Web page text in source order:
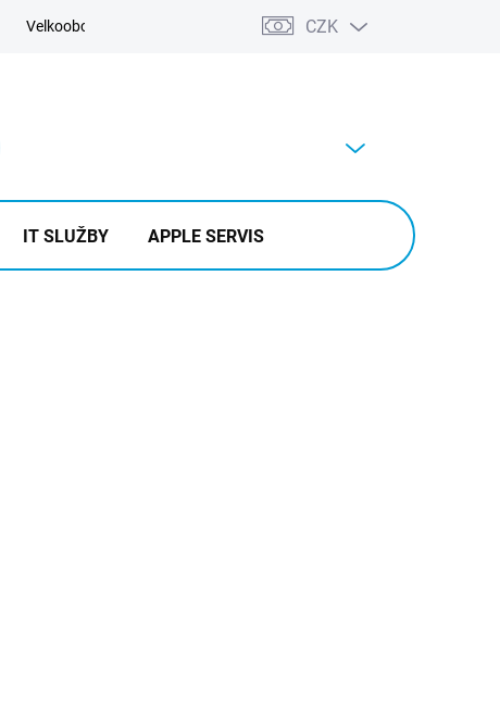
Velkoobchod Výkup CZK
IT SLUŽBY APPLE SERVIS